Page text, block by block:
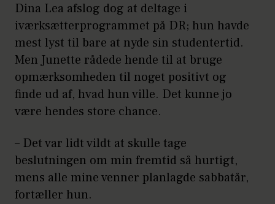
Dina Lea afslog dog at deltage i
iværksætterprogrammet på DR; hun havde
mest lyst til bare at nyde sin studentertid.
Men Junette rådede hende til at bruge
opmærksomheden til noget positivt og
finde ud af, hvad hun ville. Det kunne jo
være hendes store chance.
– Det var lidt vildt at skulle tage
beslutningen om min fremtid så hurtigt,
mens alle mine venner planlagde sabbatår,
fortæller hun.